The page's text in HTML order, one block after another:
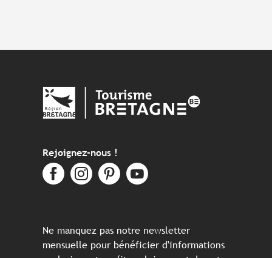
Rejoignez-nous !
Ne manquez pas notre newsletter
mensuelle pour bénéficier d'informations